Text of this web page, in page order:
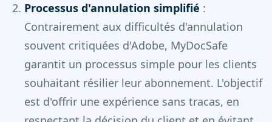
Processus d'annulation simplifié :
Contrairement aux difficultés d'annulation
souvent critiquées d'Adobe, MyDocSafe
garantit un processus simple pour les clients
souhaitant résilier leur abonnement. L'objectif
est d'offrir une expérience sans tracas, en